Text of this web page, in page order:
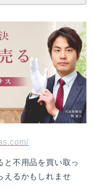
と不用品を買い取っ
えるかもしれませ